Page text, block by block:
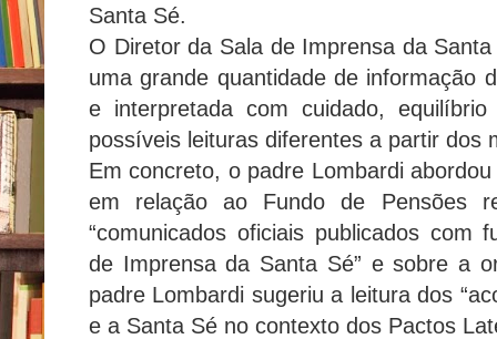
Santa Sé.
O Diretor da Sala de Imprensa da
uma grande quantidade de informação
e interpretada com cuidado,
possíveis leituras diferentes a partir dos
Em concreto, o padre Lombardi
em relação ao Fundo de Pensões
“comunicados oficiais publicados com
de Imprensa da Santa Sé” e sobre a
padre Lombardi sugeriu a leitura dos
e a Santa Sé no contexto dos Pactos